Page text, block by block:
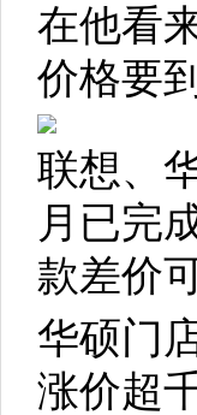
在他看
价格要
联想、
月已完
款差价
华硕门
涨价超